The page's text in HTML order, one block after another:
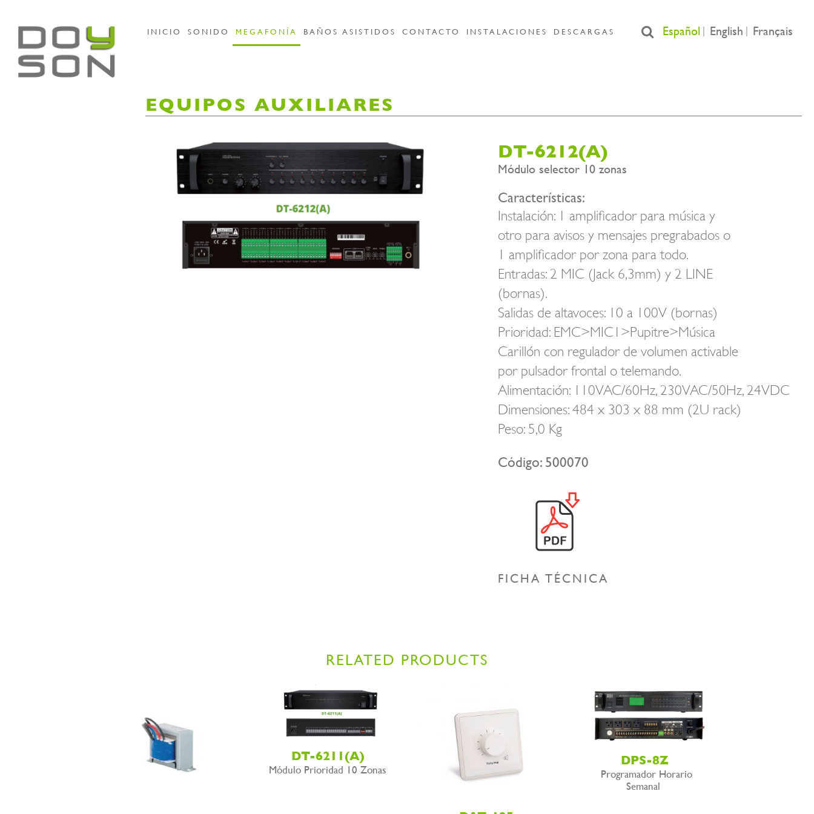
INICIO SONIDO MEGAFONÍA BAÑOS ASISTIDOS CONTACTO INSTALACIONES DESCARGAS Español English Français
EQUIPOS AUXILIARES
DT-6212(A)
Módulo selector 10 zonas
Características:
Instalación: 1 amplificador para música y
otro para avisos y mensajes pregrabados o
1 amplificador por zona para todo.
Entradas: 2 MIC (Jack 6,3mm) y 2 LINE
(bornas).
Salidas de altavoces: 10 a 100V (bornas)
Prioridad: EMC>MIC1>Pupitre>Música
Carillón con regulador de volumen activable
por pulsador frontal o telemando.
Alimentación: 110VAC/60Hz, 230VAC/50Hz, 24VDC
Dimensiones: 484 x 303 x 88 mm (2U rack)
Peso: 5,0 Kg
Código: 500070
FICHA TÉCNICA
RELATED PRODUCTS
DT-6211(A)
Módulo Prioridad 10 Zonas
DPS-8Z
Programador Horario
Semanal